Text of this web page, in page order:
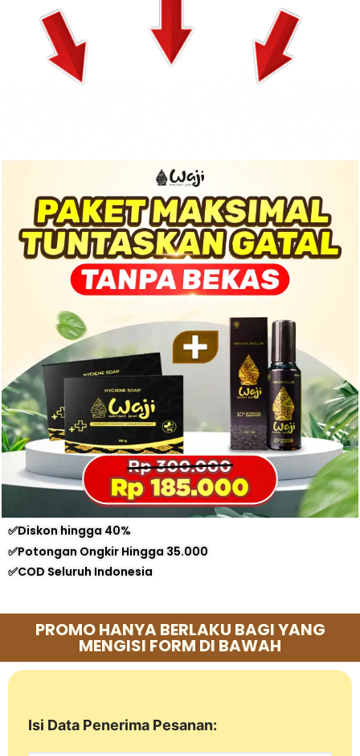
✅Diskon hingga 40%
✅Potongan Ongkir Hingga 35.000
✅COD Seluruh Indonesia
PROMO HANYA BERLAKU BAGI YANG
MENGISI FORM DI BAWAH
Isi Data Penerima Pesanan: